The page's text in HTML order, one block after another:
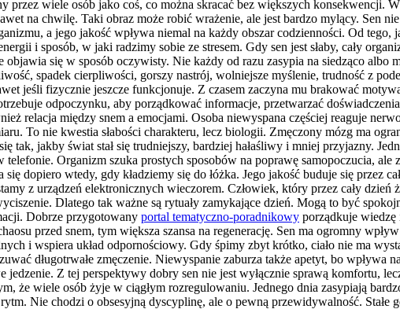
przez wiele osób jako coś, co można skracać bez większych konsekwencji.
na chwilę. Taki obraz może robić wrażenie, ale jest bardzo mylący. Sen
a jego jakość wpływa niemal na każdy obszar codzienności. Od
i sposób, w jaki radzimy sobie ze stresem. Gdy sen jest słaby, cały
się w sposób oczywisty. Nie każdy od razu zasypia na siedząco albo
spadek cierpliwości, gorszy nastrój, wolniejsze myślenie, trudność z
jeśli fizycznie jeszcze funkcjonuje. Z czasem zaczyna mu brakować
odpoczynku, aby porządkować informacje, przetwarzać
relacja między snem a emocjami. Osoba niewyspana częściej reaguje
To nie kwestia słabości charakteru, lecz biologii. Zmęczony mózg ma
tak, jakby świat stał się trudniejszy, bardziej hałaśliwy i mniej przyjazny.
Organizm szuka prostych sposobów na poprawę samopoczucia,
się dopiero wtedy, gdy kładziemy się do łóżka. Jego jakość buduje się przez
z urządzeń elektronicznych wieczorem. Człowiek, który przez cały
Dlatego tak ważne są rytuały zamykające dzień. Mogą to być
Dobrze przygotowany portal tematyczno-poradnikowy porządkuje
przed snem, tym większa szansa na regenerację. Sen ma ogromny
i wspiera układ odpornościowy. Gdy śpimy zbyt krótko, ciało nie ma
długotrwałe zmęczenie. Niewyspanie zaburza także apetyt, bo wpływa
jedzenie. Z tej perspektywy dobry sen nie jest wyłącznie sprawą komfortu,
że wiele osób żyje w ciągłym rozregulowaniu. Jednego dnia zasypiają
Nie chodzi o obsesyjną dyscyplinę, ale o pewną przewidywalność.